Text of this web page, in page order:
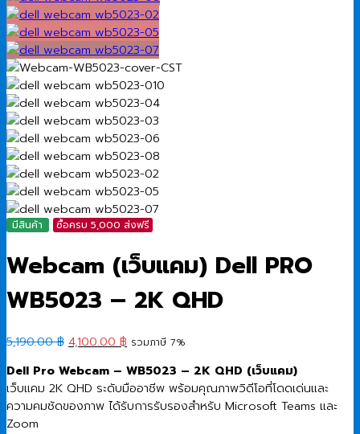
มีสินค้า ซื้อครบ 5,000 ส่งฟรี
Webcam (เว็บแคม) Dell PRO
WB5023 – 2K QHD
5,190.00฿ Original
was:
5,190.00 ฿.
4,100.00 ฿ Current
is:
4,100.00 ฿.
รวมภาษี 7%
Dell Pro Webcam – WB5023 – 2K QHD (เว็บแคม)
เว็บแคม 2K QHD ระดับมืออาชีพ พร้อมคุณภาพวิดีโอที่โดดเด่นและ
ความคมชัดของภาพ ได้รับการรับรองสำหรับ Microsoft Teams และ
Zoom